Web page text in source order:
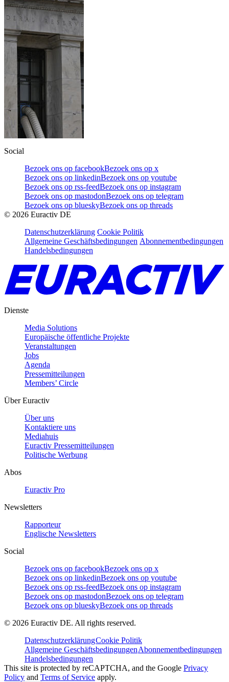
Social
Bezoek ons op facebookBezoek ons op x
Bezoek ons op linkedinBezoek ons op youtube
Bezoek ons op rss-feedBezoek ons op instagram
Bezoek ons op mastodonBezoek ons op telegram
Bezoek ons op blueskyBezoek ons op threads
© 2026 Euractiv DE
Datenschutzerklärung Cookie Politik
Allgemeine Geschäftsbedingungen Abonnementbedingungen
Handelsbedingungen
Dienste
Media Solutions
Europäische öffentliche Projekte
Veranstaltungen
Jobs
Agenda
Pressemitteilungen
Members’ Circle
Über Euractiv
Über uns
Kontaktiere uns
Mediahuis
Euractiv Pressemitteilungen
Politische Werbung
Abos
Euractiv Pro
Newsletters
Rapporteur
Englische Newsletters
Social
Bezoek ons op facebookBezoek ons op x
Bezoek ons op linkedinBezoek ons op youtube
Bezoek ons op rss-feedBezoek ons op instagram
Bezoek ons op mastodonBezoek ons op telegram
Bezoek ons op blueskyBezoek ons op threads
© 2026 Euractiv DE. All rights reserved.
DatenschutzerklärungCookie Politik
Allgemeine GeschäftsbedingungenAbonnementbedingungen
Handelsbedingungen
This site is protected by reCAPTCHA, and the Google Privacy
Policy and Terms of Service apply.